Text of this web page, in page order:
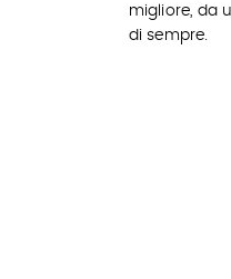
migliore, da
di sempre.